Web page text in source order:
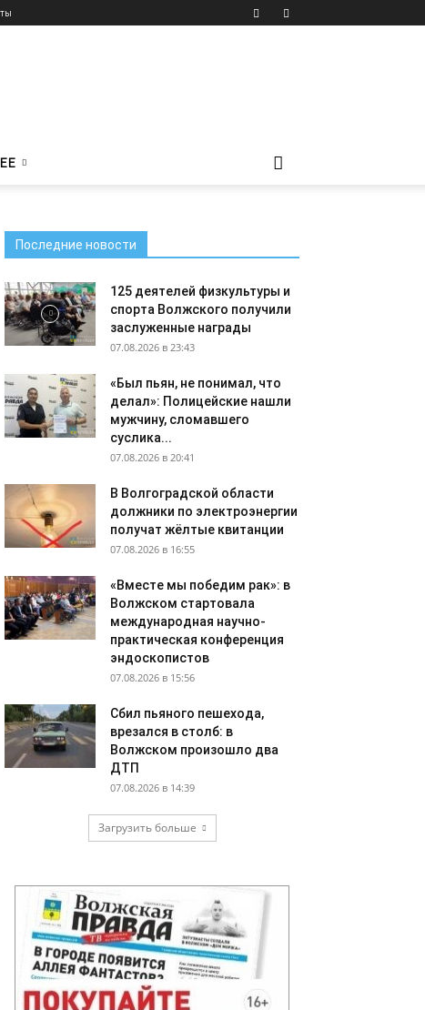
Последние новости
125 деятелей физкультуры и
спорта Волжского получили
заслуженные награды
07.08.2026 в 23:43
«Был пьян, не понимал, что
делал»: Полицейские нашли
мужчину, сломавшего
суслика...
07.08.2026 в 20:41
В Волгоградской области
должники по электроэнергии
получат жёлтые квитанции
07.08.2026 в 16:55
«Вместе мы победим рак»: в
Волжском стартовала
международная научно-
практическая конференция
эндоскопистов
07.08.2026 в 15:56
Сбил пьяного пешехода,
врезался в столб: в
Волжском произошло два
ДТП
07.08.2026 в 14:39
Загрузить больше